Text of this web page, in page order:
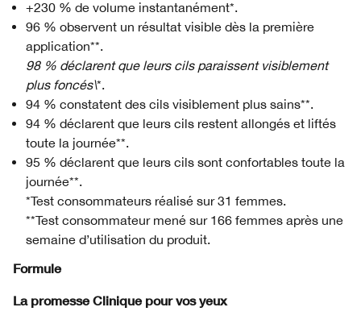
+230 % de volume instantanément*.
96 % observent un résultat visible dès la première
application**.
98 % déclarent que leurs cils paraissent visiblement
plus foncés\*.
94 % constatent des cils visiblement plus sains**.
94 % déclarent que leurs cils restent allongés et liftés
toute la journée**.
95 % déclarent que leurs cils sont confortables toute la
journée**.
*Test consommateurs réalisé sur 31 femmes.
**Test consommateur mené sur 166 femmes après une
semaine d’utilisation du produit.
Formule
La promesse Clinique pour vos yeux